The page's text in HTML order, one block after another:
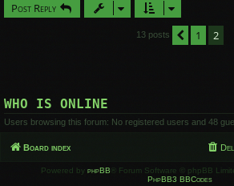
Post Reply
13 posts Previous
1 2
WHO IS ONLINE
Users browsing this forum: No registered users and 48
Board index
Powered by phpBB ® Forum Software © phpBB
PhpBB3 BBCodes